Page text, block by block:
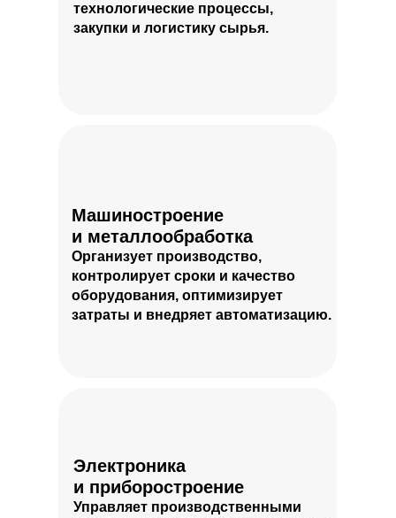
технологические процессы,
закупки и логистику сырья.
Машиностроение
и металлообработка
Организует производство,
контролирует сроки и качество
оборудования, оптимизирует
затраты и внедряет автоматизацию.
Электроника
и приборостроение
Управляет производственными